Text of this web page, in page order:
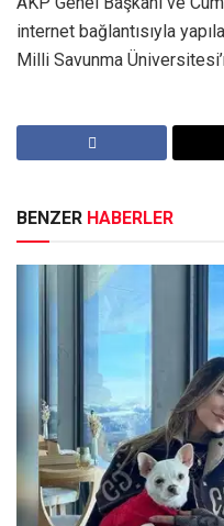
internet bağlantısıyla
Milli Savunma
BENZER HABERLER